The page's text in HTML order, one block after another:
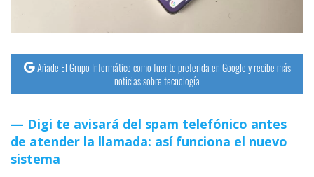
Añade El Grupo Informático como fuente preferida en Google y recibe más
noticias sobre tecnología
Digi te avisará del spam telefónico antes
de atender la llamada: así funciona el nuevo
sistema